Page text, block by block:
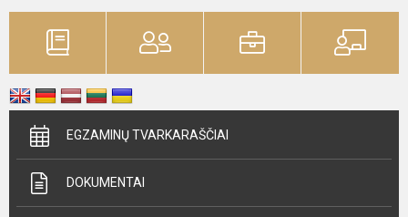
EGZAMINŲ TVARKARAŠČIAI
DOKUMENTAI